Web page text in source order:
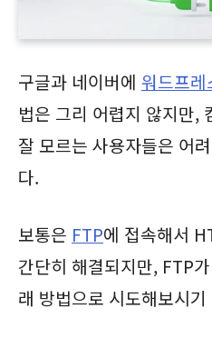
구글과 네이버에 워드프레
법은 그리 어렵지 않지만,
잘 모르는 사용자들은 어
다.
보통은 FTP에 접속해서
간단히 해결되지만, FTP
래 방법으로 시도해보시